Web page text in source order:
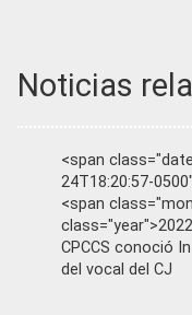
Noticias
<span
24T18:20:57-
<span
CPCCS conoció
del vocal del CJ